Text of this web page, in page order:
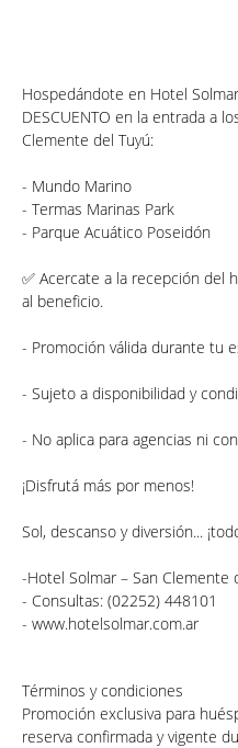
Hospedándote en Hotel
DESCUENTO en la entrada a
Clemente del Tuyú:
- Mundo Marino
- Termas Marinas Park
- Parque Acuático Poseidón
✅ Acercate a la recepción del
al beneficio.
- Promoción válida durante tu
- Sujeto a disponibilidad y
- No aplica para agencias ni
¡Disfrutá más por menos!
Sol, descanso y diversión...
-Hotel Solmar – San Clemente
- Consultas: (02252) 448101
- www.hotelsolmar.com.ar
Términos y condiciones
Promoción exclusiva para
reserva confirmada y vigente